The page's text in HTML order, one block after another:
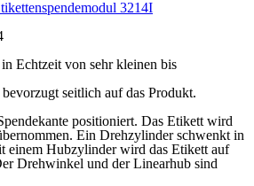
Echtzeit von sehr kleinen bis
seitlich auf das Produkt.
positioniert. Das Etikett wird
Ein Drehzylinder schwenkt in
einem Hubzylinder wird das Etikett auf
Drehwinkel und der Linearhub sind